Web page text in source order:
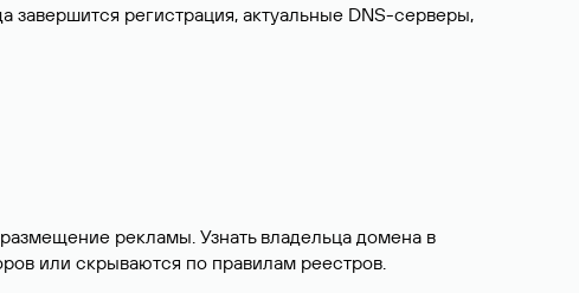
завершится регистрация, актуальные DNS-серверы,
рекламы. Узнать владельца домена в
или скрываются по правилам реестров.